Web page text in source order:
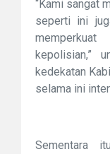
“Kami sangat
seperti ini
kepolisian,”
kedekatan
selama ini
Sementara